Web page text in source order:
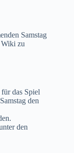
Samstag
Wiki zu
das Spiel
den
den